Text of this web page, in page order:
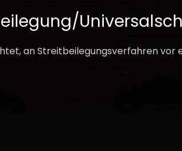
an Streitbeilegungsverfahren